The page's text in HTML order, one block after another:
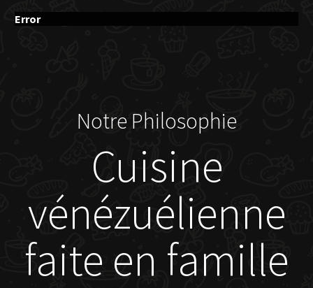
Error
Notre Philosophie
Cuisine
vénézuélienne
faite en famille